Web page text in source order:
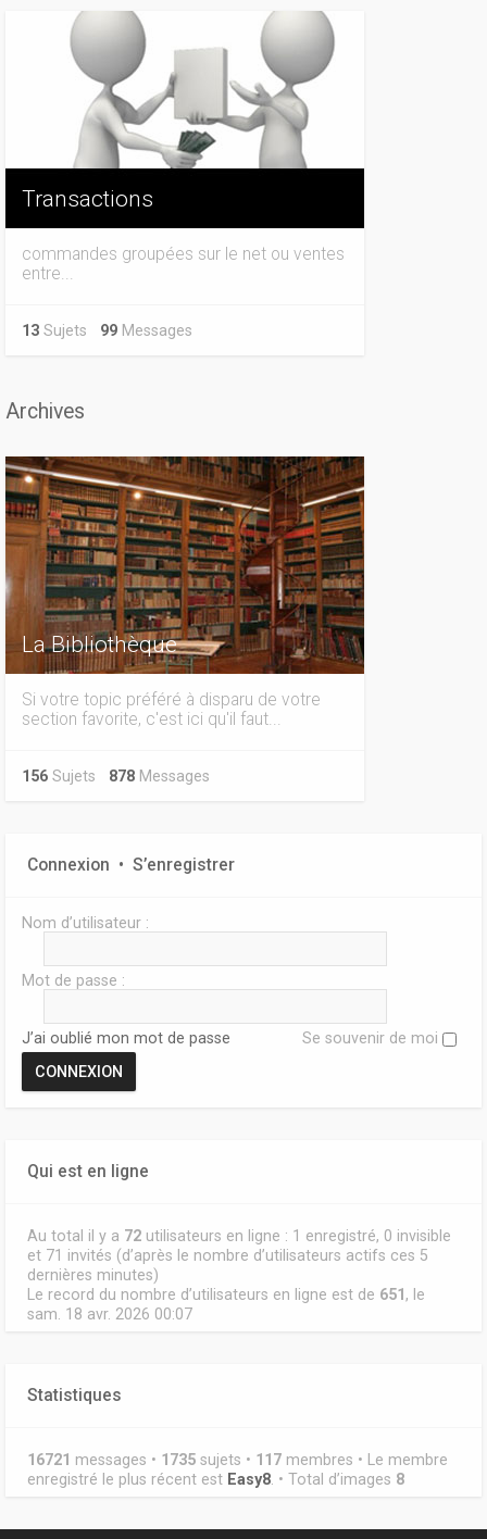
Transactions
commandes groupées sur le net ou ventes
entre...
13 Sujets 99 Messages
Archives
La Bibliothèque
Si votre topic préféré à disparu de votre
section favorite, c'est ici qu'il faut...
156 Sujets 878 Messages
Connexion • S’enregistrer
Nom d’utilisateur :
Mot de passe :
J’ai oublié mon mot de passe Se souvenir de moi
Qui est en ligne
Au total il y a 72 utilisateurs en ligne : 1 enregistré, 0 invisible
et 71 invités (d’après le nombre d’utilisateurs actifs ces 5
dernières minutes)
Le record du nombre d’utilisateurs en ligne est de 651 , le
sam. 18 avr. 2026 00:07
Statistiques
16721 messages • 1735 sujets • 117 membres • Le membre
enregistré le plus récent est Easy8 . • Total d’images 8